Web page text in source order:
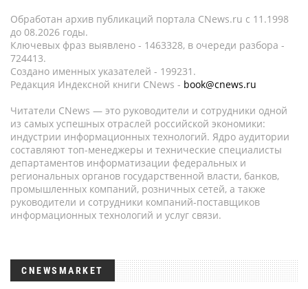
Обработан архив публикаций портала CNews.ru c 11.1998
до 08.2026 годы.
Ключевых фраз выявлено - 1463328, в очереди разбора -
724413.
Создано именных указателей - 199231.
Редакция Индексной книги CNews - book@cnews.ru
Читатели CNews — это руководители и сотрудники одной
из самых успешных отраслей российской экономики:
индустрии информационных технологий. Ядро аудитории
составляют топ-менеджеры и технические специалисты
департаментов информатизации федеральных и
региональных органов государственной власти, банков,
промышленных компаний, розничных сетей, а также
руководители и сотрудники компаний-поставщиков
информационных технологий и услуг связи.
CNEWSMARKET